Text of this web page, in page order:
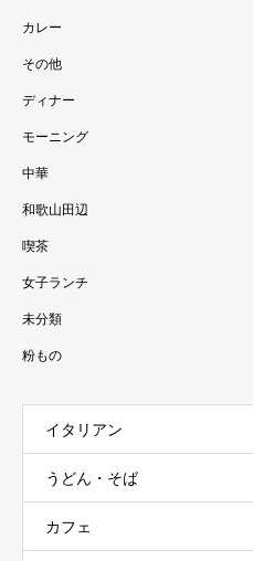
カレー
その他
ディナー
モーニング
中華
和歌山田辺
喫茶
女子ランチ
未分類
粉もの
イタリアン
うどん・そば
カフェ